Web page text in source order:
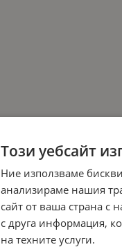
Този уебсайт
Ние използваме
анализираме нашия
сайт от ваша страна с
с друга информация,
на техните услуги.